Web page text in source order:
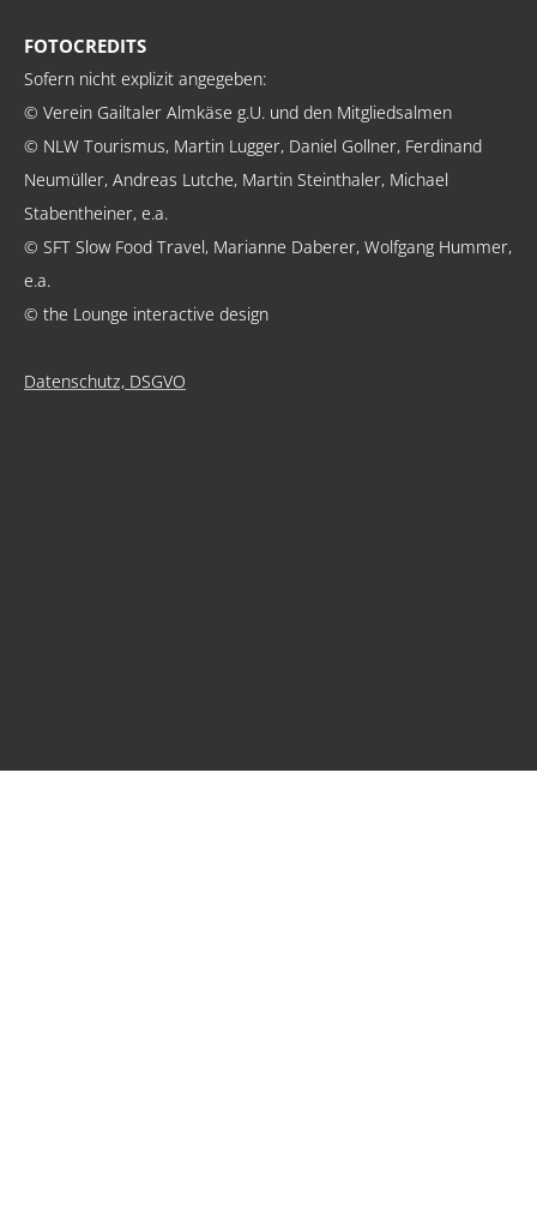
FOTOCREDITS
Sofern nicht explizit angegeben:
© Verein Gailtaler Almkäse g.U. und den Mitgliedsalmen
© NLW Tourismus, Martin Lugger, Daniel Gollner, Ferdinand
Neumüller, Andreas Lutche, Martin Steinthaler, Michael
Stabentheiner, e.a.
© SFT Slow Food Travel, Marianne Daberer, Wolfgang Hummer,
e.a.
© the Lounge interactive design
Datenschutz, DSGVO